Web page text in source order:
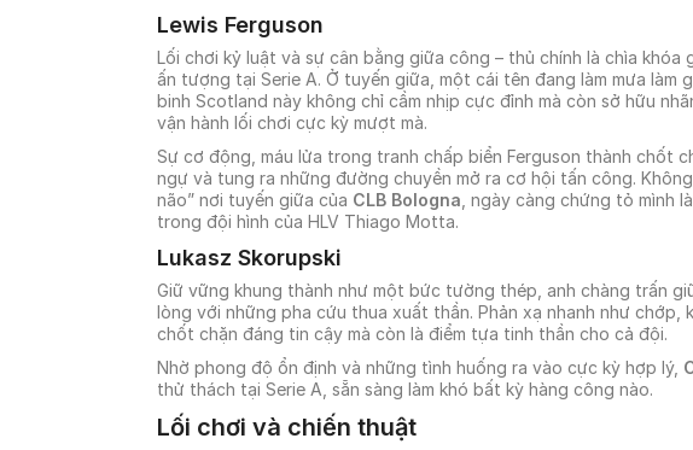
Lewis Ferguson
Lối chơi kỷ luật và sự cân bằng giữa công – thủ chính là chìa khóa
ấn tượng tại Serie A. Ở tuyến giữa, một cái tên đang làm mưa làm
binh Scotland này không chỉ cầm nhịp cực đỉnh mà còn sở hữu
vận hành lối chơi cực kỳ mượt mà.
Sự cơ động, máu lửa trong tranh chấp biển Ferguson thành chốt
ngự và tung ra những đường chuyền mở ra cơ hội tấn công.
não” nơi tuyến giữa của CLB Bologna , ngày càng chứng tỏ mình
trong đội hình của HLV Thiago Motta.
Lukasz Skorupski
Giữ vững khung thành như một bức tường thép, anh chàng trấn
lòng với những pha cứu thua xuất thần. Phản xạ nhanh như chớp,
chốt chặn đáng tin cậy mà còn là điểm tựa tinh thần cho cả đội.
Nhờ phong độ ổn định và những tình huống ra vào cực kỳ hợp lý,
thử thách tại Serie A, sẵn sàng làm khó bất kỳ hàng công nào.
Lối chơi và chiến thuật